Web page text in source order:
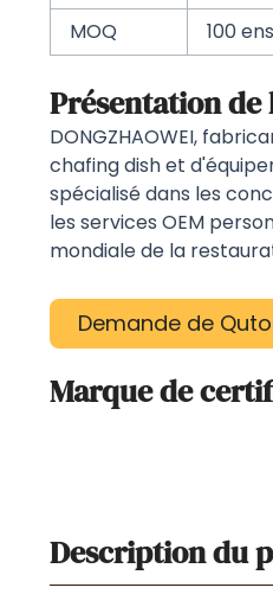
MOQ 100
Présentation
DONGZHAOWEI,
chafing dish et
spécialisé dans les
les services OEM
mondiale de la
Demande de
Marque de
Description du